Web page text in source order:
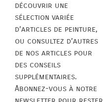
découvrir une
sélection variée
d’articles de peinture,
ou consultez d’autres
de nos articles pour
des conseils
supplémentaires.
Abonnez-vous à notre